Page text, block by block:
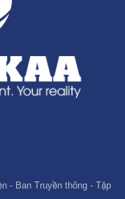
- Ban Truyền thông - Tập